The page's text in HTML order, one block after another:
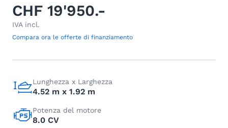
CHF 19'950.-
IVA incl.
Compara ora le offerte di finanziamento
Lunghezza x Larghezza
4.52 m x 1.92 m
Potenza del motore
8.0 CV